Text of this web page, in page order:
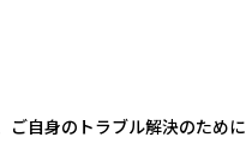
ご自身のトラブル解決のために